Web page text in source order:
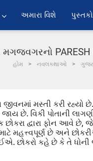
અમારા વિશે પુસ્તકો
મગજવગરનો PARESH
હોમ નવલકથાઓ
જીવનમાં મસ્તી કરી
છે. વિકી પોતાની
દ્વારા ફોન આવે
મહત્ત્વપૂર્ણ છે અને
છોકરો કહે છે કે તે